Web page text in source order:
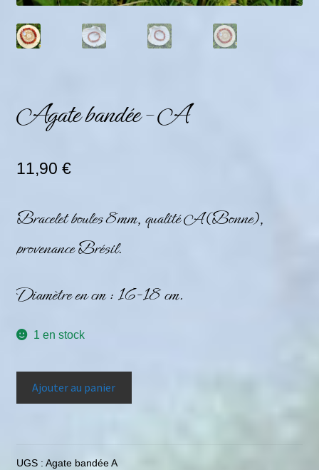
Agate bandée – A
11,90 €
Bracelet boules 8mm, qualité A (Bonne),
provenance Brésil.
Diamètre en cm : 16-18 cm.
1 en stock
Ajouter au panier
UGS : Agate bandée A